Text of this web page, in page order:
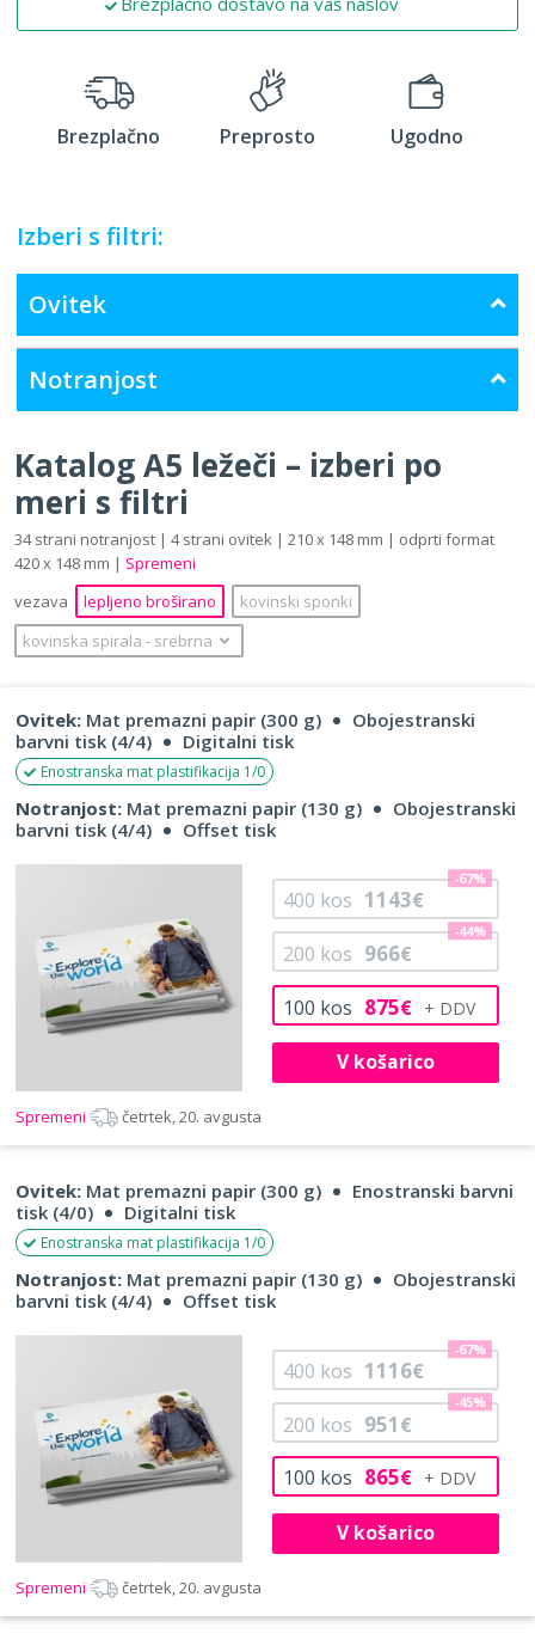
Brezplačno Preprosto Ugodno
Izberi s filtri:
Ovitek
Notranjost
Katalog A5 ležeči – izberi po
meri s filtri
34 strani notranjost | 4 strani ovitek | 210 x 148 mm | odprti format
420 x 148 mm | Spremeni
vezava
lepljeno broširano
kovinski sponki
kovinska spirala ‐ srebrna
Ovitek: Mat premazni papir (300 g)
Obojestranski
barvni tisk (4/4)
Digitalni tisk
Enostranska mat plastifikacija 1/0
Notranjost: Mat premazni papir (130 g)
Obojestranski
barvni tisk (4/4)
Offset tisk
100 kos 875€
200 kos 966€
-44%
400 kos 1143€
-67%
V košarico
Spremeni četrtek, 20. avgusta
Ovitek: Mat premazni papir (300 g)
Enostranski barvni
tisk (4/0)
Digitalni tisk
Enostranska mat plastifikacija 1/0
Notranjost: Mat premazni papir (130 g)
Obojestranski
barvni tisk (4/4)
Offset tisk
100 kos 865€
200 kos 951€
-45%
400 kos 1116€
-67%
V košarico
Spremeni četrtek, 20. avgusta